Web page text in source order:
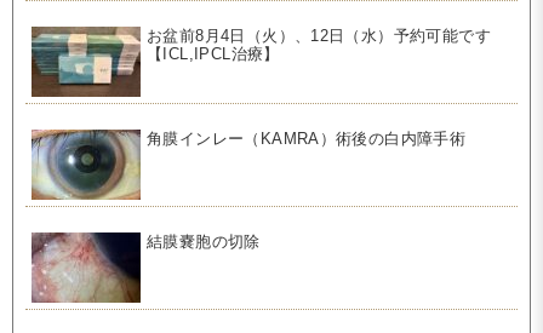
お盆前8月4日（火）、12日（水）予約可能です
【ICL,IPCL治療】
角膜インレー（KAMRA）術後の白内障手術
結膜嚢胞の切除